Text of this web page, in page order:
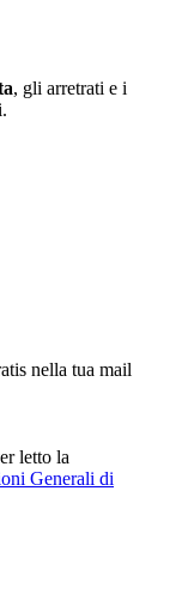
, gli arretrati e i
nella tua mail
letto la
Generali di